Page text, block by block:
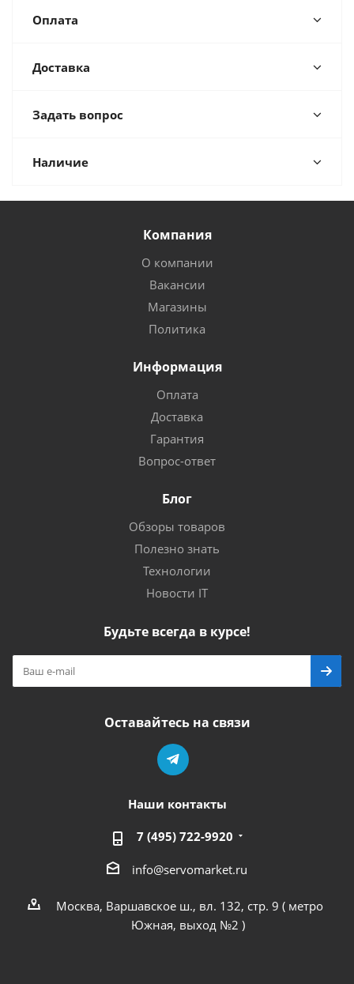
Оплата
Доставка
Задать вопрос
Наличие
Компания
О компании
Вакансии
Магазины
Политика
Информация
Оплата
Доставка
Гарантия
Вопрос-ответ
Блог
Обзоры товаров
Полезно знать
Технологии
Новости IT
Будьте всегда в курсе!
Оставайтесь на связи
Наши контакты
7 (495) 722-9920
info@servomarket.ru
Москва, Варшавское ш., вл. 132, стр. 9 ( метро
Южная, выход №2 )